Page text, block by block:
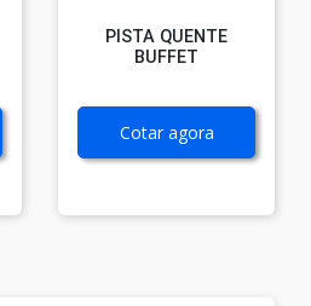
PISTA QUENTE
BUFFET
Cotar agora